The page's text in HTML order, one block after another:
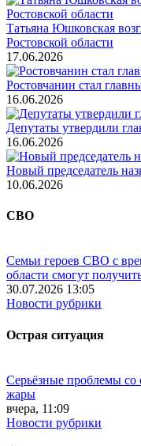
Татьяна Юшковская
Ростовской области
17.06.2026
Ростовчанин стал
16.06.2026
Депутаты утвердили
16.06.2026
Новый председатель
10.06.2026
СВО
Семьи героев СВО с
области смогут
30.07.2026 13:05
Новости рубрики
Острая ситуация
Серьёзные проблемы со
жары
вчера, 11:09
Новости рубрики